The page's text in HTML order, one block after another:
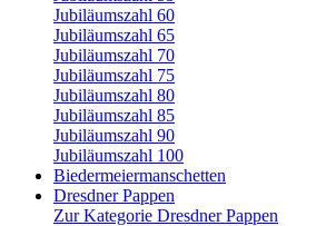
Jubiläumszahl 60
Jubiläumszahl 65
Jubiläumszahl 70
Jubiläumszahl 75
Jubiläumszahl 80
Jubiläumszahl 85
Jubiläumszahl 90
Jubiläumszahl 100
Biedermeiermanschetten
Dresdner Pappen
Zur Kategorie Dresdner Pappen